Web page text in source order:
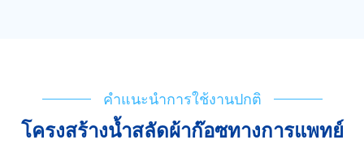
คำแนะนำการใช้งานปกติ
โครงสร้างน้ำสลัดผ้าก๊อซทางการแพทย์